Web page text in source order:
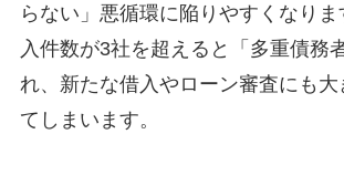
らない」悪循環に陥りやすくなり
入件数が3社を超えると「多重債務
れ、新たな借入やローン審査にも大
てしまいます。